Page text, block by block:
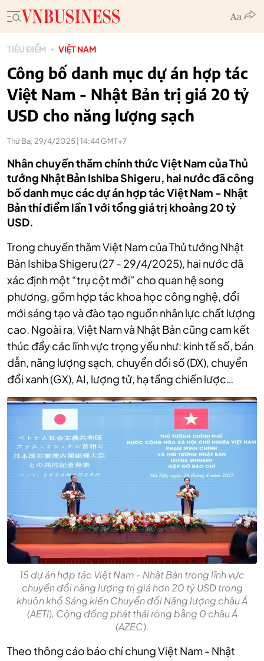
TIÊU ĐIỂM VIỆT NAM
Công bố danh mục dự án hợp tác
Việt Nam - Nhật Bản trị giá 20 tỷ
USD cho năng lượng sạch
Thứ Ba, 29/4/2025 | 14:44 GMT+7
Nhân chuyến thăm chính thức Việt Nam của Thủ
tướng Nhật Bản Ishiba Shigeru, hai nước đã công
bố danh mục các dự án hợp tác Việt Nam - Nhật
Bản thí điểm lần 1 với tổng giá trị khoảng 20 tỷ
USD.
Trong chuyến thăm Việt Nam của Thủ tướng Nhật
Bản Ishiba Shigeru (27 - 29/4/2025), hai nước đã
xác định một “trụ cột mới” cho quan hệ song
phương, gồm hợp tác khoa học công nghệ, đổi
mới sáng tạo và đào tạo nguồn nhân lực chất lượng
cao. Ngoài ra, Việt Nam và Nhật Bản cũng cam kết
thúc đẩy các lĩnh vực trọng yếu như: kinh tế số, bán
dẫn, năng lượng sạch, chuyển đổi số (DX), chuyển
đổi xanh (GX), AI, lượng tử, hạ tầng chiến lược…
15 dự án hợp tác Việt Nam - Nhật Bản trong lĩnh vực
chuyển đổi năng lượng trị giá hơn 20 tỷ USD trong
khuôn khổ Sáng kiến Chuyển đổi Năng lượng châu Á
(AETI), Cộng đồng phát thải ròng bằng 0 châu Á
(AZEC).
Theo thông cáo báo chí chung Việt Nam - Nhật